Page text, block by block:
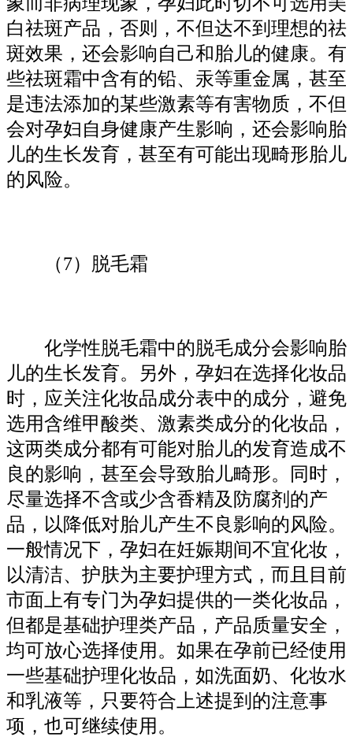
白祛斑产品，否则，不但达不到理想的祛
斑效果，还会影响自己和胎儿的健康。有
些祛斑霜中含有的铅、汞等重金属，甚至
是违法添加的某些激素等有害物质，不但
会对孕妇自身健康产生影响，还会影响胎
儿的生长发育，甚至有可能出现畸形胎儿
的风险。
（7）脱毛霜
化学性脱毛霜中的脱毛成分会影响胎
儿的生长发育。另外，孕妇在选择化妆品
时，应关注化妆品成分表中的成分，避免
选用含维甲酸类、激素类成分的化妆品，
这两类成分都有可能对胎儿的发育造成不
良的影响，甚至会导致胎儿畸形。同时，
尽量选择不含或少含香精及防腐剂的产
品，以降低对胎儿产生不良影响的风险。
一般情况下，孕妇在妊娠期间不宜化妆，
以清洁、护肤为主要护理方式，而且目前
市面上有专门为孕妇提供的一类化妆品，
但都是基础护理类产品，产品质量安全，
均可放心选择使用。如果在孕前已经使用
一些基础护理化妆品，如洗面奶、化妆水
和乳液等，只要符合上述提到的注意事
项，也可继续使用。